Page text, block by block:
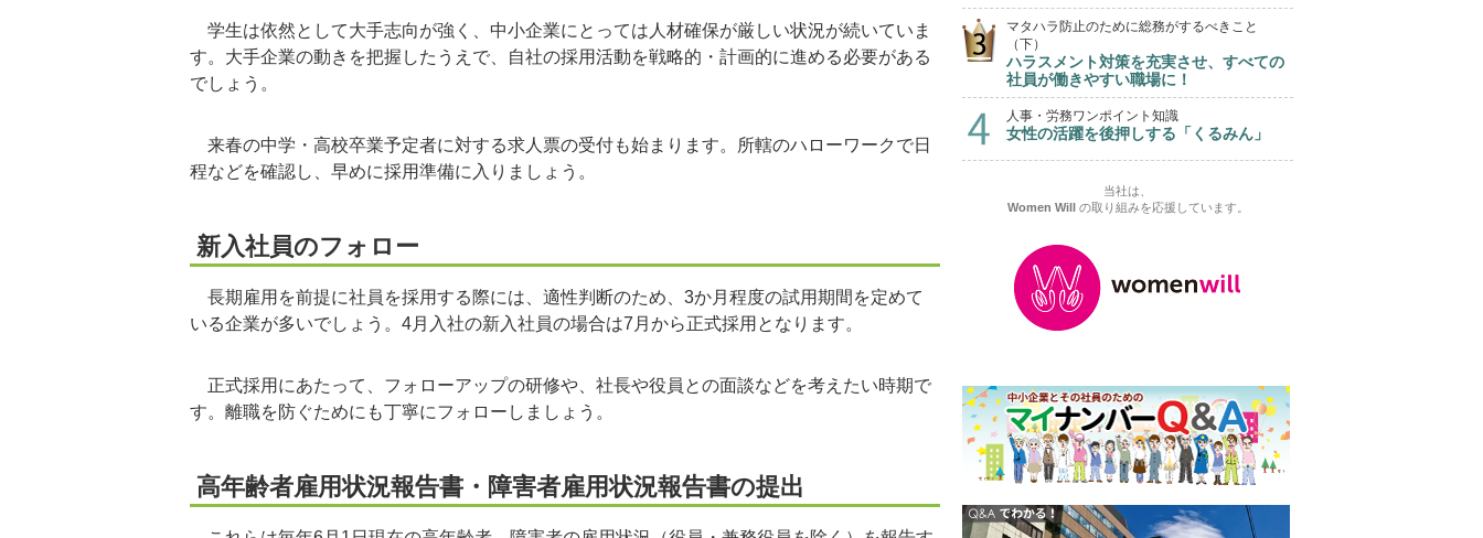
学生は依然として大手志向が強く、中小企業にとっては人材確保が厳しい状況が続いていま
す。大手企業の動きを把握したうえで、自社の採用活動を戦略的・計画的に進める必要がある
でしょう。
来春の中学・高校卒業予定者に対する求人票の受付も始まります。所轄のハローワークで日
程などを確認し、早めに採用準備に入りましょう。
新入社員のフォロー
長期雇用を前提に社員を採用する際には、適性判断のため、3か月程度の試用期間を定めて
いる企業が多いでしょう。4月入社の新入社員の場合は7月から正式採用となります。
正式採用にあたって、フォローアップの研修や、社長や役員との面談などを考えたい時期で
す。離職を防ぐためにも丁寧にフォローしましょう。
高年齢者雇用状況報告書・障害者雇用状況報告書の提出
マタハラ防止のために総務がするべきこと
（下）
ハラスメント対策を充実させ、すべての
社員が働きやすい職場に！
人事・労務ワンポイント知識
女性の活躍を後押しする「くるみん」
当社は、
Women Willの取り組みを応援しています。